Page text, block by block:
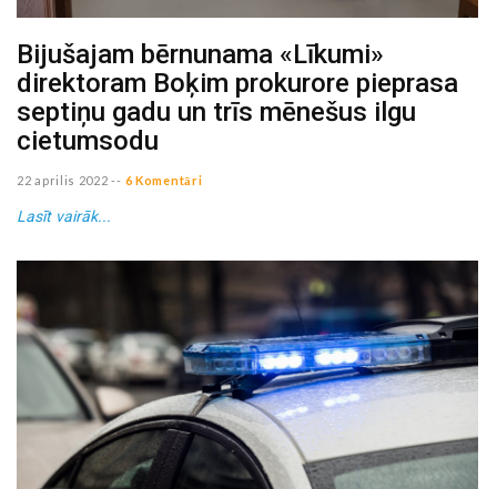
Bijušajam bērnunama «Līkumi»
direktoram Boķim prokurore pieprasa
septiņu gadu un trīs mēnešus ilgu
cietumsodu
22 aprilis 2022 -- 6 Komentāri
Lasīt vairāk...